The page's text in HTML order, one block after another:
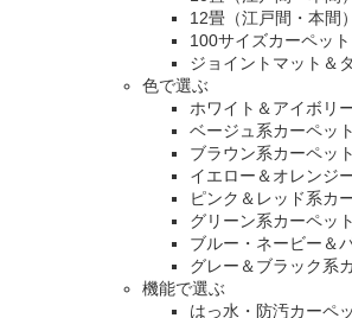
12畳（江戸間・本間
100サイズカーペット
ジョイントマット＆
色で選ぶ
ホワイト＆アイボリ
ベージュ系カーペット
ブラウン系カーペット
イエロー＆オレンジ
ピンク＆レッド系カ
グリーン系カーペット
ブルー・ネービー＆
グレー＆ブラック系
機能で選ぶ
はっ水・防汚カーペ